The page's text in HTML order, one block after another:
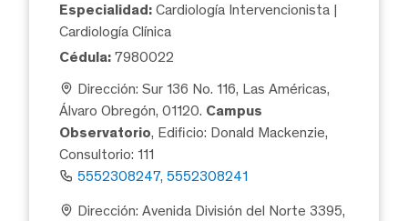
Especialidad: Cardiología Intervencionista |
Cardiología Clínica
Cédula: 7980022
Dirección: Sur 136 No. 116, Las Américas,
Álvaro Obregón, 01120. Campus
Observatorio, Edificio: Donald Mackenzie,
Consultorio: 111
5552308247, 5552308241
Dirección: Avenida División del Norte 3395,